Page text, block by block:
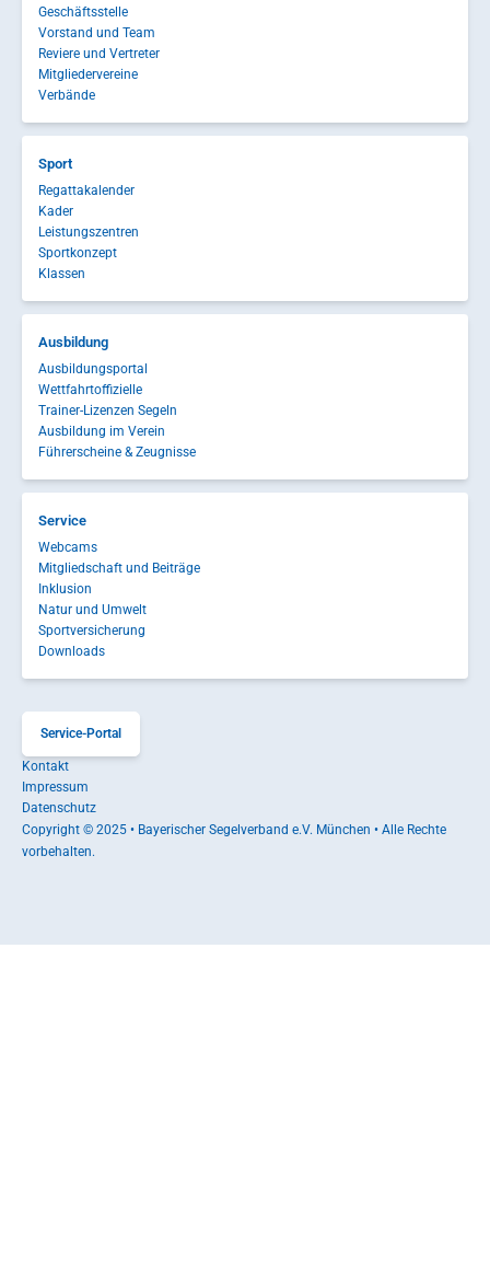
Geschäftsstelle
Vorstand und Team
Reviere und Vertreter
Mitgliedervereine
Verbände
Sport
Regattakalender
Kader
Leistungszentren
Sportkonzept
Klassen
Ausbildung
Ausbildungsportal
Wettfahrtoffizielle
Trainer-Lizenzen Segeln
Ausbildung im Verein
Führerscheine & Zeugnisse
Service
Webcams
Mitgliedschaft und Beiträge
Inklusion
Natur und Umwelt
Sportversicherung
Downloads
Service-Portal
Kontakt
Impressum
Datenschutz
Copyright © 2025 • Bayerischer Segelverband e.V. München • Alle Rechte
vorbehalten.